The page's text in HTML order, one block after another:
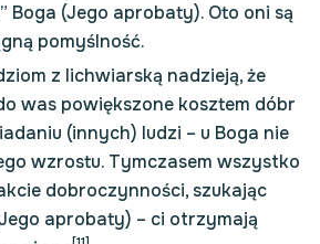
Boga (Jego aprobaty). Oto oni są
pomyślność.
z lichwiarską nadzieją, że
was powiększone kosztem dóbr
(innych) ludzi – u Boga nie
wzrostu. Tymczasem wszystko
dobroczynności, szukając
aprobaty) – ci otrzymają